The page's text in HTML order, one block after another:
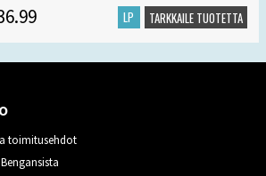
LP TARKKAILE TUOTETTA
toimitusehdot